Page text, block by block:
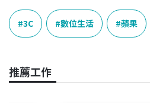
c
e
b
o
k
e
r
e
a
k
e
n
p
y
L
k
3C 數位生活 蘋果
推薦工作